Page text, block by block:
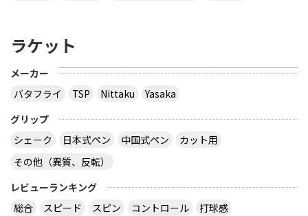
ラケット
メーカー
バタフライ
TSP Nittaku
Yasaka
グリップ
シェーク
日本式ペン 中国式ペン
カット用
その他（異質、反転）
レビューランキング
総合
スピード スピン コントロール 打球感